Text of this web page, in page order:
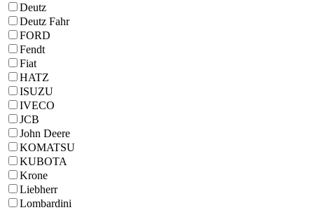
Deutz
Deutz Fahr
FORD
Fendt
Fiat
HATZ
ISUZU
IVECO
JCB
John Deere
KOMATSU
KUBOTA
Krone
Liebherr
Lombardini